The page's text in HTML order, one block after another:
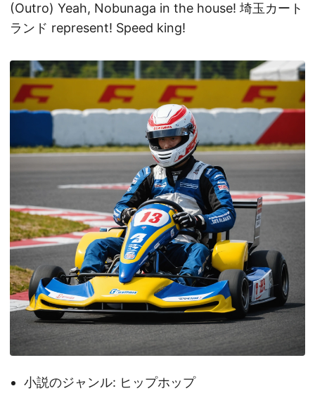
(Outro) Yeah, Nobunaga in the house! 埼玉カート
ランド represent! Speed king!
小説のジャンル: ヒップホップ